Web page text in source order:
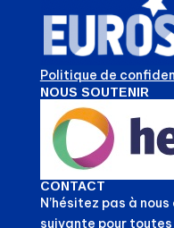
Politique de
NOUS SOUTENIR
CONTACT
N’hésitez pas à
suivante pour